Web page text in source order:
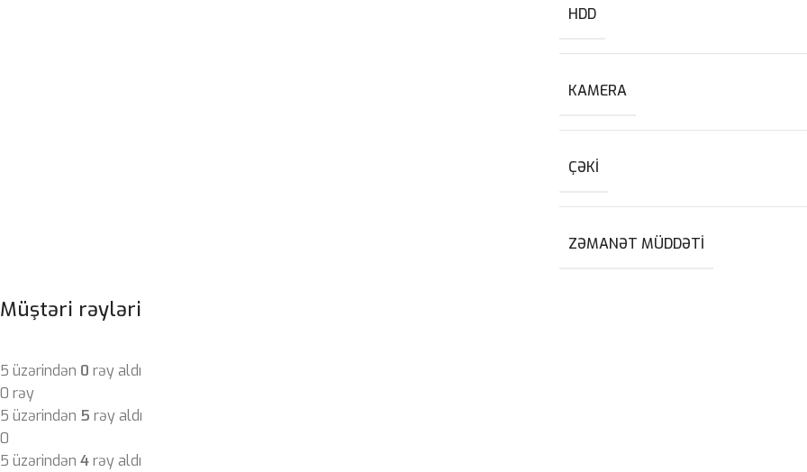
HDD
KAMERA
ÇƏKI
ZƏMANƏT MÜDDƏTI
Müştəri rəyləri
5 üzərindən 0 rəy aldı
0 rəy
5 üzərindən 5 rəy aldı
0
5 üzərindən 4rəy aldı